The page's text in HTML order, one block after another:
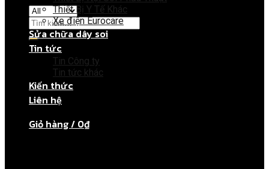
Giỏ hàng
Chưa có sản phẩm trong giỏ hàng.
Thiết Bị Y Tế Khác
Xe điện Eurocare
Sửa chữa dây soi
Tin tức
Tin Công ty
Tin tức khác
Kiến thức
Liên hệ
Giỏ hàng / 0₫